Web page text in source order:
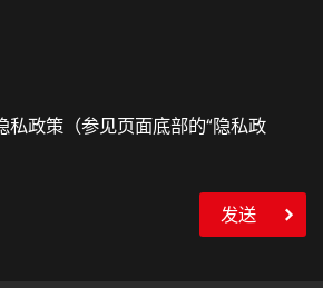
私政策（参见页面底部的“隐私政
发送